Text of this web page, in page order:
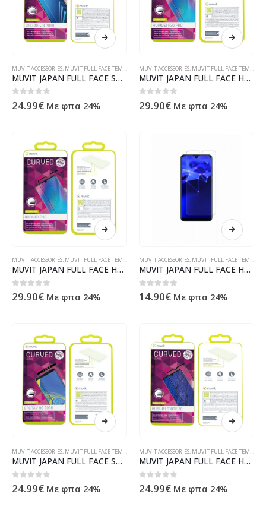
MUVIT ACCESSORIES, MUVIT FULL FACE TEMPERED GLASS
MUVIT JAPAN FULL FACE SAMSUNG J6 2018 tempered glass
0out of 5
24.99€ Με φπα 24%
MUVIT ACCESSORIES, MUVIT FULL FACE TEMPERED GLASS
MUVIT JAPAN FULL FACE HUAWEI P30 PRO black tempered glass
0out of 5
29.90€ Με φπα 24%
MUVIT ACCESSORIES, MUVIT FULL FACE TEMPERED GLASS
MUVIT JAPAN FULL FACE HUAWEI P30 black tempered glass
0out of 5
29.90€ Με φπα 24%
MUVIT ACCESSORIES, MUVIT FULL FACE TEMPERED GLASS
MUVIT JAPAN FULL FACE HONOR VIEW 20 tempered glass
0 out of 5
14.90€ Με φπα 24%
MUVIT ACCESSORIES, MUVIT FULL FACE TEMPERED GLASS
MUVIT JAPAN FULL FACE SAMSUNG A9 2018 black tempered glass
0out of 5
24.99€ Με φπα 24%
MUVIT ACCESSORIES, MUVIT FULL FACE TEMPERED GLASS
MUVIT JAPAN FULL FACE HUAWEI MATE 20 black tempered glass
0out of 5
24.99€ Με φπα 24%